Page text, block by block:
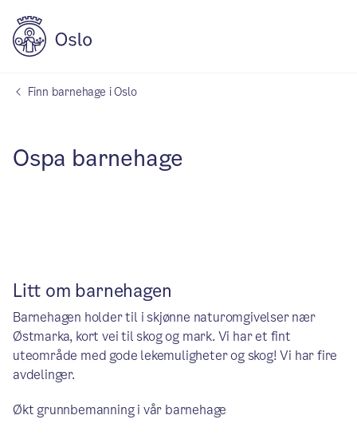
Finn barnehage i Oslo
Ospa barnehage
Litt om barnehagen
Barnehagen holder til i skjønne naturomgivelser nær
Østmarka, kort vei til skog og mark. Vi har et fint
uteområde med gode lekemuligheter og skog! Vi har fire
avdelinger.
Økt grunnbemanning i vår barnehage